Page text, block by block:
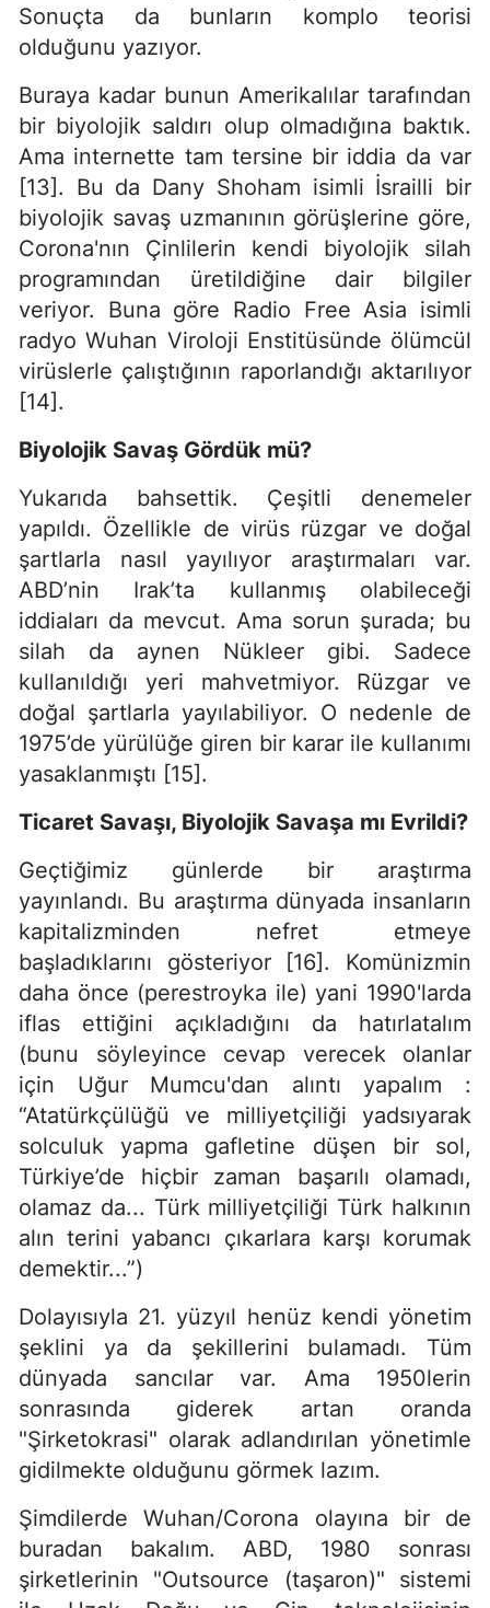
Sonuçta da bunların komplo teorisi
olduğunu yazıyor.
Buraya kadar bunun Amerikalılar tarafından
bir biyolojik saldırı olup olmadığına baktık.
Ama internette tam tersine bir iddia da var
[13]. Bu da Dany Shoham isimli İsrailli bir
biyolojik savaş uzmanının görüşlerine göre,
Corona'nın Çinlilerin kendi biyolojik silah
programından üretildiğine dair bilgiler
veriyor. Buna göre Radio Free Asia isimli
radyo Wuhan Viroloji Enstitüsünde ölümcül
virüslerle çalıştığının raporlandığı aktarılıyor
[14].
Biyolojik Savaş Gördük mü?
Yukarıda bahsettik. Çeşitli denemeler
yapıldı. Özellikle de virüs rüzgar ve doğal
şartlarla nasıl yayılıyor araştırmaları var.
ABD’nin Irak’ta kullanmış olabileceği
iddiaları da mevcut. Ama sorun şurada; bu
silah da aynen Nükleer gibi. Sadece
kullanıldığı yeri mahvetmiyor. Rüzgar ve
doğal şartlarla yayılabiliyor. O nedenle de
1975’de yürülüğe giren bir karar ile kullanımı
yasaklanmıştı [15].
Ticaret Savaşı, Biyolojik Savaşa mı Evrildi?
Geçtiğimiz günlerde bir araştırma
yayınlandı. Bu araştırma dünyada insanların
kapitalizminden nefret etmeye
başladıklarını gösteriyor [16]. Komünizmin
daha önce (perestroyka ile) yani 1990'larda
iflas ettiğini açıkladığını da hatırlatalım
(bunu söyleyince cevap verecek olanlar
için Uğur Mumcu'dan alıntı yapalım :
“Atatürkçülüğü ve milliyetçiliği yadsıyarak
solculuk yapma gafletine düşen bir sol,
Türkiye’de hiçbir zaman başarılı olamadı,
olamaz da... Türk milliyetçiliği Türk halkının
alın terini yabancı çıkarlara karşı korumak
demektir...”)
Dolayısıyla 21. yüzyıl henüz kendi yönetim
şeklini ya da şekillerini bulamadı. Tüm
dünyada sancılar var. Ama 1950lerin
sonrasında giderek artan oranda
"Şirketokrasi" olarak adlandırılan yönetimle
gidilmekte olduğunu görmek lazım.
Şimdilerde Wuhan/Corona olayına bir de
buradan bakalım. ABD, 1980 sonrası
şirketlerinin "Outsource (taşaron)" sistemi